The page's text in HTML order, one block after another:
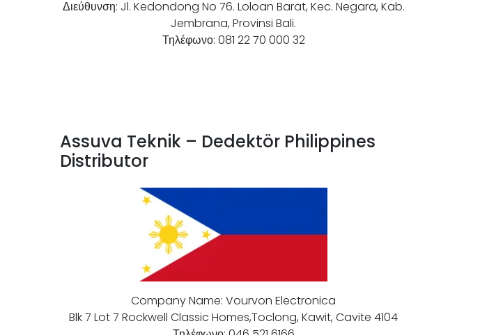
Διεύθυνση: Jl. Kedondong No 76. Loloan Barat, Kec. Negara, Kab.
Jembrana, Provinsi Bali.
Τηλέφωνο: 081 22 70 000 32
Assuva Teknik – Dedektör Philippines
Distributor
Company Name: Vourvon Electronica
Blk 7 Lot 7 Rockwell Classic Homes,Toclong, Kawit, Cavite 4104